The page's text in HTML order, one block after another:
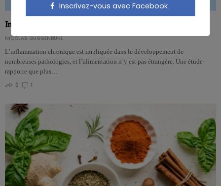
Indice inflammatoire alimentaire et risque cardiovasculaire
NICOLAS GUGGENBÜHL
L’inflammation chronique est impliquée dans le développement de
nombreuses pathologies, et l’alimentation n’y est pas étrangère. Une étude
rapporte que plus…
0
1
Inscrivez-vous avec Facebook